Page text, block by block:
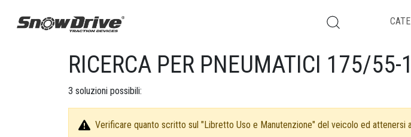
RICERCA PER PNEUMATICI 175/55-
3 soluzioni possibili:
Verificare quanto scritto sul "Libretto Uso e Manutenzione" del veicolo ed attenersi